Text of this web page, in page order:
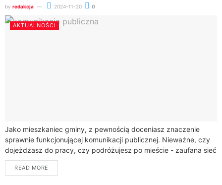
by redakcja 2024-11-20 0
AKTUALNOŚCI
Jako mieszkaniec gminy, z pewnością doceniasz znaczenie
sprawnie funkcjonującej komunikacji publicznej. Nieważne, czy
dojeżdżasz do pracy, czy podróżujesz po mieście - zaufana sieć
autobusów, tramwajów i trolejbusów ułatwia Ci codzienne...
READ MORE